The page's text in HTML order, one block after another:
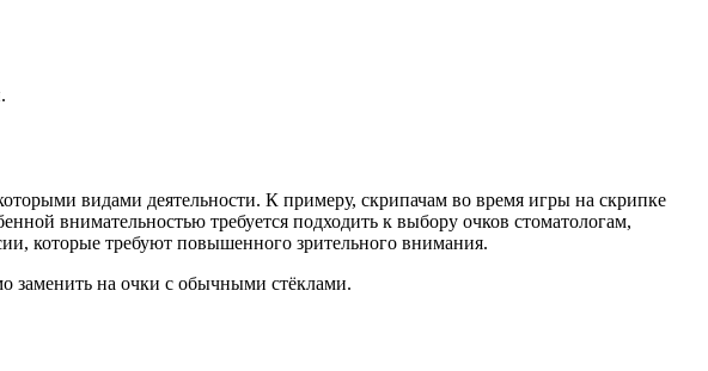
видами деятельности. К примеру, скрипачам во время игры на скрипке
внимательностью требуется подходить к выбору очков стоматологам,
которые требуют повышенного зрительного внимания.
заменить на очки с обычными стёклами.